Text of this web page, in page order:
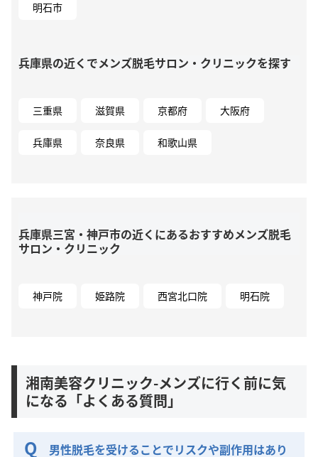
明石市
兵庫県の近くでメンズ脱毛サロン・クリニックを探す
三重県 滋賀県 京都府 大阪府
兵庫県 奈良県 和歌山県
兵庫県三宮・神戸市の近くにあるおすすめメンズ脱毛
サロン・クリニック
神戸院 姫路院 西宮北口院 明石院
湘南美容クリニック-メンズに行く前に気
になる「よくある質問」
男性脱毛を受けることでリスクや副作用はあり